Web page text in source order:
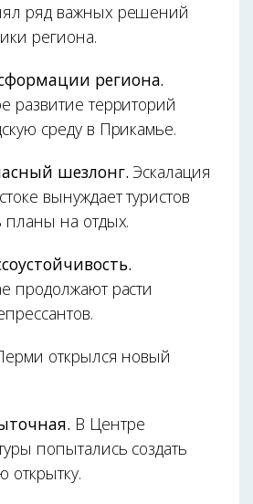
ряд важных решений
региона.
региона.
развитие территорий
среду в Прикамье.
шезлонг. Эскалация
вынуждает туристов
планы на отдых.
продолжают расти
открылся новый
В Центре
попытались создать
открытку.